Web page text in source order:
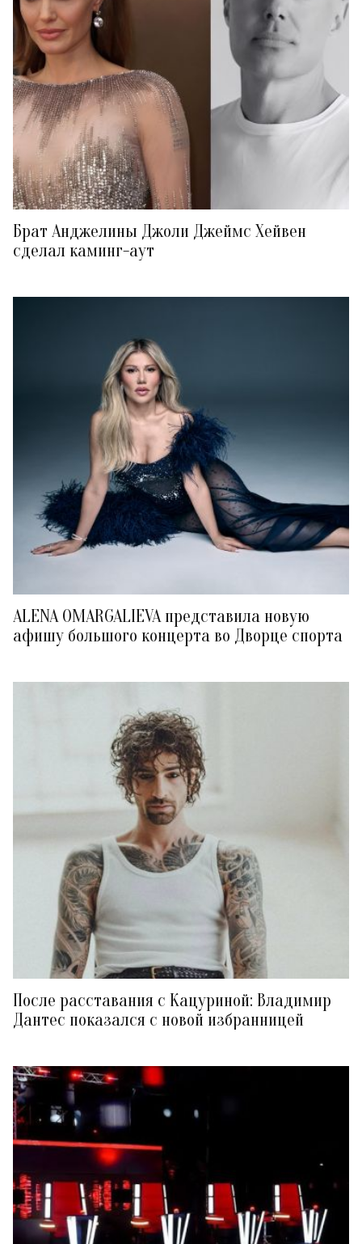
Брат Анджелины Джоли Джеймс Хейвен
сделал каминг-аут
ALENA OMARGALIEVA представила новую
афишу большого концерта во Дворце спорта
После расставания с Кацуриной: Владимир
Дантес показался с новой избранницей